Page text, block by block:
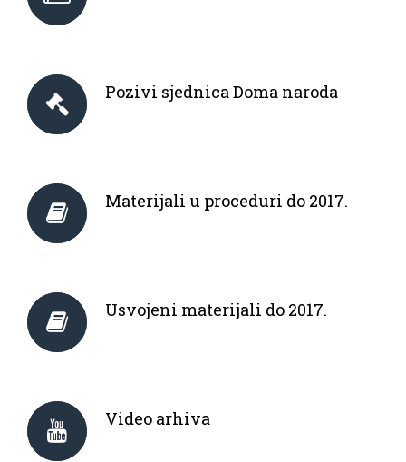
Pozivi sjednica Doma naroda
Materijali u proceduri do 2017.
Usvojeni materijali do 2017.
Video arhiva